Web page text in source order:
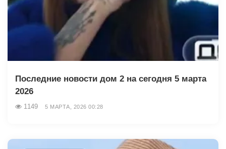
Последние новости дом 2 на сегодня 5 марта
2026
1149 5 МАРТА, 2026 00:28